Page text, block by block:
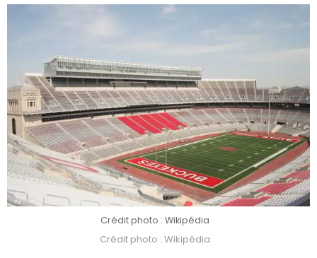
Crédit photo : Wikipédia
Crédit photo : Wikipédia